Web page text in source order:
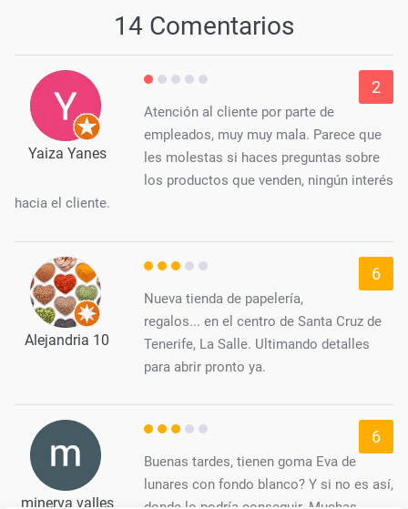
14 Comentarios
Yaiza Yanes
2
Atención al cliente por parte de
empleados, muy muy mala. Parece que
les molestas si haces preguntas sobre
los productos que venden, ningún interés
hacia el cliente.
Alejandria 10
6
Nueva tienda de papelería,
regalos... en el centro de Santa Cruz de
Tenerife, La Salle. Ultimando detalles
para abrir pronto ya.
minerva valles
6
Buenas tardes, tienen goma Eva de
lunares con fondo blanco? Y si no es así,